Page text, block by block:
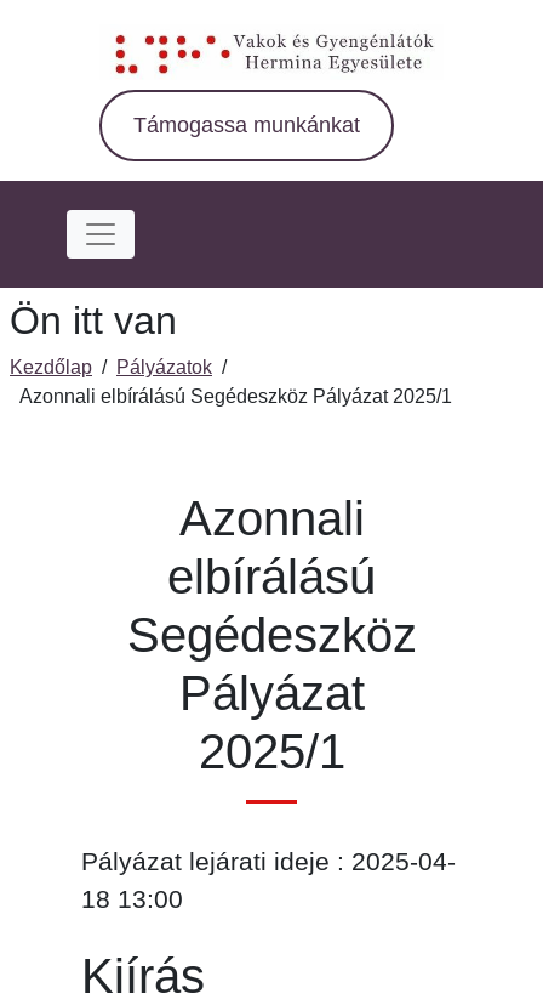
Támogassa munkánkat
Ön itt van
Kezdőlap / Pályázatok /
Azonnali elbírálású Segédeszköz Pályázat 2025/1
Azonnali
elbírálású
Segédeszköz
Pályázat
2025/1
Pályázat lejárati ideje : 2025-04-
18 13:00
Kiírás